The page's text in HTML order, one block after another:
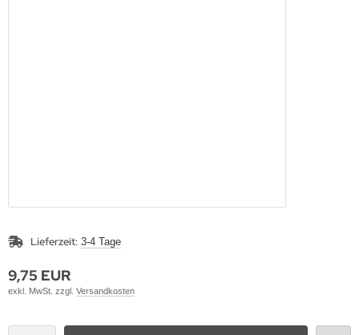
Lieferzeit: 3-4 Tage
9,75 EUR
exkl. MwSt. zzgl. Versandkosten